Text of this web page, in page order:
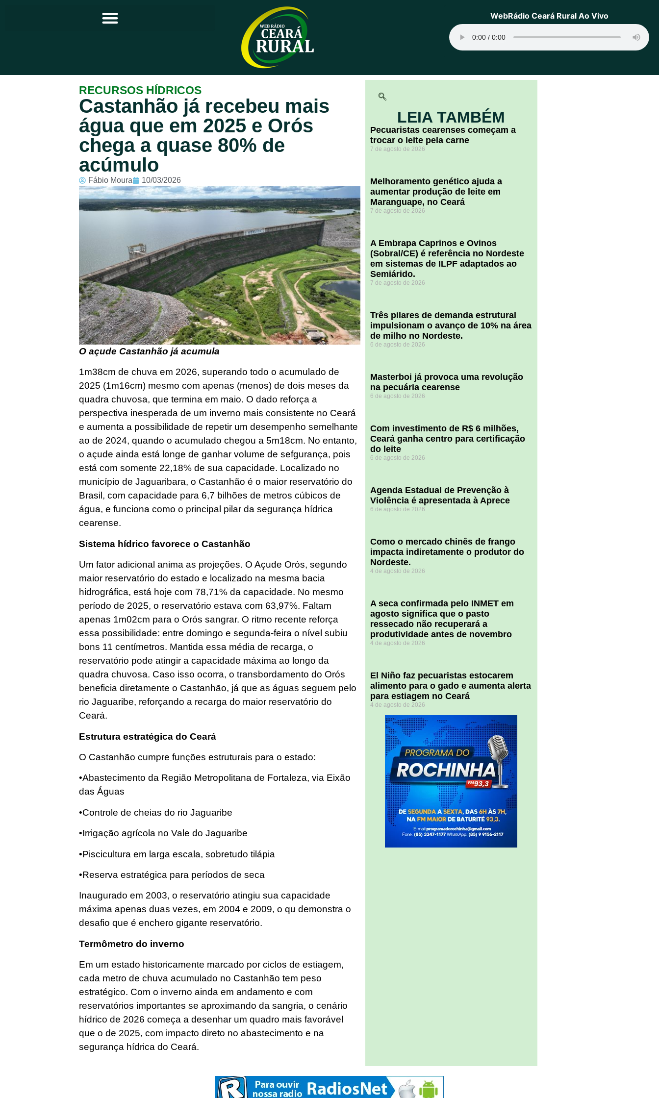
Principal
Notícias
Programação
Equipe
Contato
Sobre
WebRádio Ceará Rural Ao Vivo
RECURSOS HÍDRICOS
Castanhão já recebeu mais
água que em 2025 e Orós
chega a quase 80% de
acúmulo
Fábio Moura 10/03/2026
O açude Castanhão já acumula
1m38cm de chuva em 2026, superando todo o acumulado de
2025 (1m16cm) mesmo com apenas (menos) de dois meses da
quadra chuvosa, que termina em maio. O dado reforça a
perspectiva inesperada de um inverno mais consistente no Ceará
e aumenta a possibilidade de repetir um desempenho semelhante
ao de 2024, quando o acumulado chegou a 5m18cm. No entanto,
o açude ainda está longe de ganhar volume de sefgurança, pois
está com somente 22,18% de sua capacidade. Localizado no
município de Jaguaribara, o Castanhão é o maior reservatório do
Brasil, com capacidade para 6,7 bilhões de metros cúbicos de
água, e funciona como o principal pilar da segurança hídrica
cearense.
Sistema hídrico favorece o Castanhão
Um fator adicional anima as projeções. O Açude Orós, segundo
maior reservatório do estado e localizado na mesma bacia
hidrográfica, está hoje com 78,71% da capacidade. No mesmo
período de 2025, o reservatório estava com 63,97%. Faltam
apenas 1m02cm para o Orós sangrar. O ritmo recente reforça
essa possibilidade: entre domingo e segunda-feira o nível subiu
bons 11 centímetros. Mantida essa média de recarga, o
reservatório pode atingir a capacidade máxima ao longo da
quadra chuvosa. Caso isso ocorra, o transbordamento do Orós
beneficia diretamente o Castanhão, já que as águas seguem pelo
rio Jaguaribe, reforçando a recarga do maior reservatório do
Ceará.
Estrutura estratégica do Ceará
O Castanhão cumpre funções estruturais para o estado:
•Abastecimento da Região Metropolitana de Fortaleza, via Eixão
das Águas
•Controle de cheias do rio Jaguaribe
•Irrigação agrícola no Vale do Jaguaribe
•Piscicultura em larga escala, sobretudo tilápia
•Reserva estratégica para períodos de seca
Inaugurado em 2003, o reservatório atingiu sua capacidade
máxima apenas duas vezes, em 2004 e 2009, o qu demonstra o
desafio que é enchero gigante reservatório.
Termômetro do inverno
Em um estado historicamente marcado por ciclos de estiagem,
cada metro de chuva acumulado no Castanhão tem peso
estratégico. Com o inverno ainda em andamento e com
reservatórios importantes se aproximando da sangria, o cenário
hídrico de 2026 começa a desenhar um quadro mais favorável
que o de 2025, com impacto direto no abastecimento e na
segurança hídrica do Ceará.
LEIA TAMBÉM
Pecuaristas cearenses começam a
trocar o leite pela carne
7 de agosto de 2026
Melhoramento genético ajuda a
aumentar produção de leite em
Maranguape, no Ceará
7 de agosto de 2026
A Embrapa Caprinos e Ovinos
(Sobral/CE) é referência no Nordeste
em sistemas de ILPF adaptados ao
Semiárido.
7 de agosto de 2026
​Três pilares de demanda estrutural
impulsionam o avanço de 10% na área
de milho no Nordeste.
6 de agosto de 2026
Masterboi já provoca uma revolução
na pecuária cearense
6 de agosto de 2026
Com investimento de R$ 6 milhões,
Ceará ganha centro para certificação
do leite
6 de agosto de 2026
Agenda Estadual de Prevenção à
Violência é apresentada à Aprece
6 de agosto de 2026
​Como o mercado chinês de frango
impacta indiretamente o produtor do
Nordeste.
4 de agosto de 2026
A seca confirmada pelo INMET em
agosto significa que o pasto
ressecado não recuperará a
produtividade antes de novembro
4 de agosto de 2026
El Niño faz pecuaristas estocarem
alimento para o gado e aumenta alerta
para estiagem no Ceará
4 de agosto de 2026